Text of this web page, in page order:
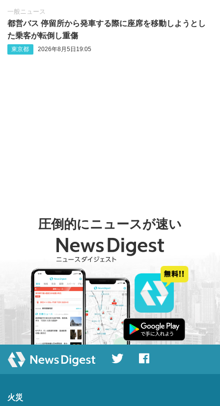
一般ニュース
都営バス 停留所から発車する際に座席を移動しようとし
た乗客が転倒し重傷
東京都 2026年8月5日19:05
圧倒的にニュースが速い
火災